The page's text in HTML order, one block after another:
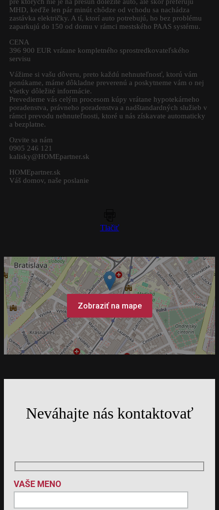
MHD, keďže len pár minút chôdze od vchodu sa nachádza
zastávka električky. A tí, ktorí auto potrebujú, ho bez problému
zaparkujú do 150 od domu v rámci mestského PAAS systému.
CENA
396 900 EUR vrátane kompletného sprostredkovateľského
servisu
Vážime si vašu dôveru, preto každú nehnuteľnosť, ktorú vám
ponúkame, máme dôkladne preverenú a poskytneme vám o nej
všetky dôležité informácie.
Prevedieme vás celým procesom kúpy vrátane hypotekárneho
poradenstva, právneho poradenstva a nadštandardných služieb v
rámci prevodu nehnuteľnosti, ktoré u nás získavate automaticky
a bezplatne.
Ozvite sa nám
0905 246 121
kalisky@HOMEpartner.sk
HOMEpartner.sk
Váš domov, naše poslanie
Tlačiť
+
Leaflet OpenStreetMap
Zobraziť na mape
Neváhajte nás kontaktovať
VAŠE MENO